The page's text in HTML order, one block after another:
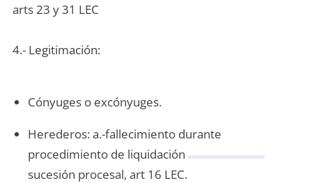
arts 23 y 31 LEC
4.- Legitimación:
Cónyuges o excónyuges.
Herederos: a.-fallecimiento durante
procedimiento de liquidación
sucesión procesal, art 16 LEC.